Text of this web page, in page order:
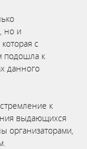
но и
с
подошла к
данного
к
выдающихся
организаторами,